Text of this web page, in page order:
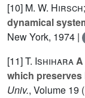
[10] M. W.
dynamical
New York, 1974 |
[11]T. Ishihara
which
Univ., Volume 19